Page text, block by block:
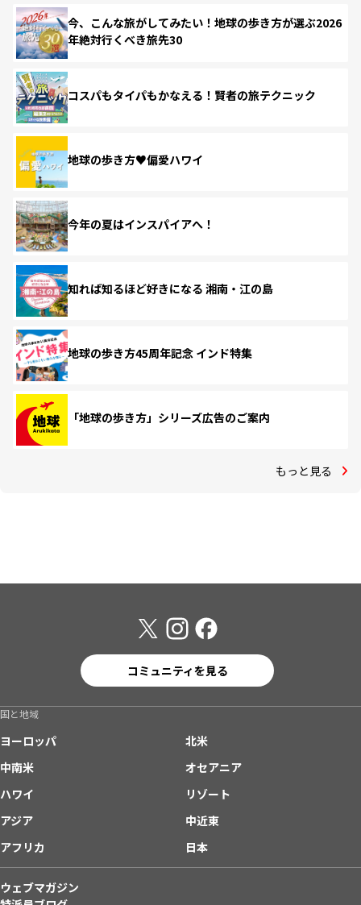
今、こんな旅がしてみたい！地球の歩き方が選ぶ2026
年絶対行くべき旅先30
コスパもタイパもかなえる！賢者の旅テクニック
地球の歩き方♥偏愛ハワイ
今年の夏はインスパイアへ！
知れば知るほど好きになる 湘南・江の島
地球の歩き方45周年記念 インド特集
「地球の歩き方」シリーズ広告のご案内
もっと見る
コミュニティを見る
国と地域
ヨーロッパ
北米
中南米
オセアニア
ハワイ
リゾート
アジア
中近東
アフリカ
日本
ウェブマガジン